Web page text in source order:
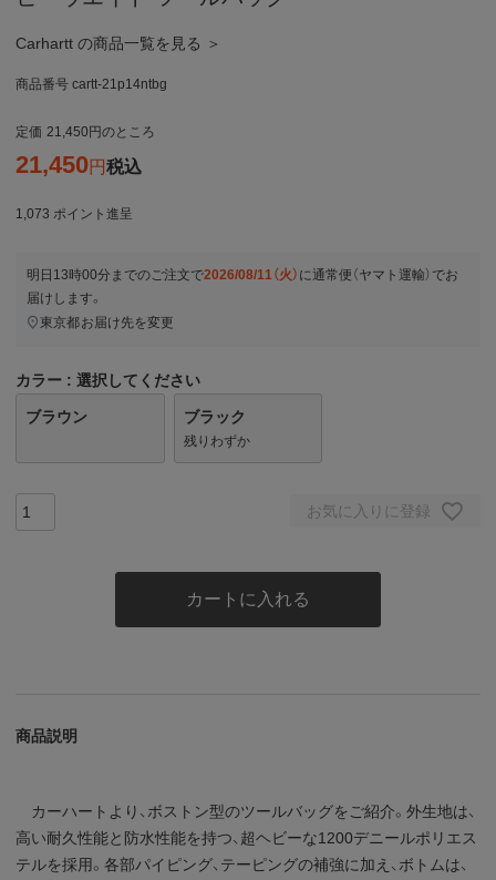
Carhartt の商品一覧を見る ＞
商品番号 cartt-21p14ntbg
定価 21,450 のところ
21,450 税込
1,073 ポイント進呈
明日 13時00分 までのご注文で2026/08/11（火） に通常便（ヤマト運輸） でお
届けします。
東京都お届け先を変更
カラー 選択してください
ブラウン ブラック
残りわずか
お気に入りに登録
カートに入れる
商品説明
カーハートより、ボストン型のツールバッグをご紹介。外生地は、
高い耐久性能と防水性能を持つ、超ヘビーな1200デニールポリエス
テルを採用。各部パイピング、テーピングの補強に加え、ボトムは、